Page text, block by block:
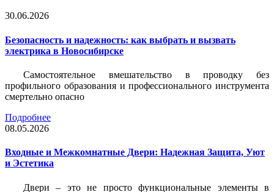
30.06.2026
Безопасность и надежность: как выбрать и вызвать
электрика в Новосибирске
Самостоятельное вмешательство в проводку без
профильного образования и профессионального инструмента
смертельно опасно
Подробнее
08.05.2026
Входные и Межкомнатные Двери: Надежная Защита, Уют
и Эстетика
Двери – это не просто функциональные элементы в